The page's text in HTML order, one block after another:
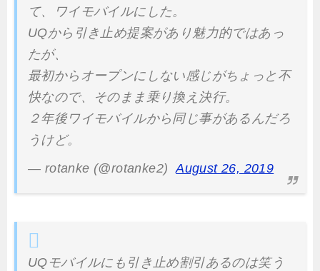
て、ワイモバイルにした。
UQから引き止め提案があり魅力的ではあっ
たが、
最初からオープンにしない感じがちょっと不
快なので、そのまま乗り換え決行。
２年後ワイモバイルから同じ事があるんだろ
うけど。
— rotanke (@rotanke2)
August 26, 2019
UQモバイルにも引き止め割引あるのは笑う